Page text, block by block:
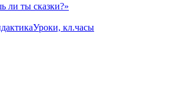
ли ты сказки?»
Уроки, кл.часы